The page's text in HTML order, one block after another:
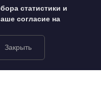
статистики и
согласие на
Закрыть